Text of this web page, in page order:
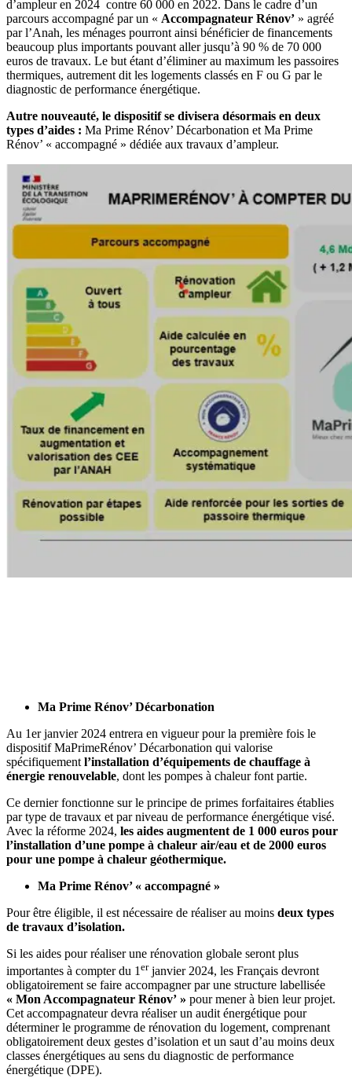
d’ampleur en 2024 contre 60 000 en 2022. Dans le cadre d’un
parcours accompagné par un « Accompagnateur Rénov’ » agréé
par l’Anah, les ménages pourront ainsi bénéficier de financements
beaucoup plus importants pouvant aller jusqu’à 90 % de 70 000
euros de travaux. Le but étant d’éliminer au maximum les passoires
thermiques, autrement dit les logements classés en F ou G par le
diagnostic de performance énergétique.
Autre nouveauté, le dispositif se divisera désormais en deux
types d’aides : Ma Prime Rénov’ Décarbonation et Ma Prime
Rénov’ « accompagné » dédiée aux travaux d’ampleur.
Ma Prime Rénov’ Décarbonation
Au 1er janvier 2024 entrera en vigueur pour la première fois le
dispositif MaPrimeRénov’ Décarbonation qui valorise
spécifiquement l’installation d’équipements de chauffage à
énergie renouvelable, dont les pompes à chaleur font partie.
Ce dernier fonctionne sur le principe de primes forfaitaires établies
par type de travaux et par niveau de performance énergétique visé.
Avec la réforme 2024, les aides augmentent de 1 000 euros pour
l’installation d’une pompe à chaleur air/eau et de 2000 euros
pour une pompe à chaleur géothermique.
Ma Prime Rénov’ « accompagné »
Pour être éligible, il est nécessaire de réaliser au moins deux types
de travaux d’isolation.
Si les aides pour réaliser une rénovation globale seront plus
importantes à compter du 1 erjanvier 2024, les Français devront
obligatoirement se faire accompagner par une structure labellisée
« Mon Accompagnateur Rénov’ » pour mener à bien leur projet.
Cet accompagnateur devra réaliser un audit énergétique pour
déterminer le programme de rénovation du logement, comprenant
obligatoirement deux gestes d’isolation et un saut d’au moins deux
classes énergétiques au sens du diagnostic de performance
énergétique (DPE).